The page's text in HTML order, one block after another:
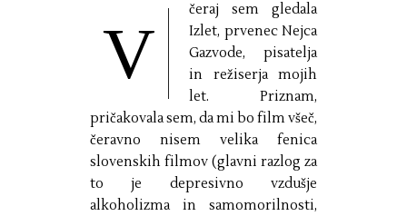
V
čeraj sem gledala
Izlet, prvenec Nejca
Gazvode, pisatelja
in režiserja mojih
let. Priznam,
pričakovala sem, da mi bo film všeč,
čeravno nisem velika fenica
slovenskih filmov (glavni razlog za
to je depresivno vzdušje
alkoholizma in samomorilnosti,